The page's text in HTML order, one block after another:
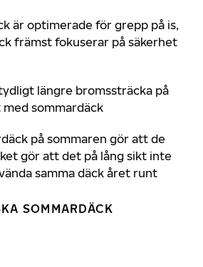
är optimerade för grepp på is,
främst fokuserar på säkerhet
längre bromssträcka på
sommardäck
på sommaren gör att de
gör att det på lång sikt inte
samma däck året runt
SOMMARDÄCK